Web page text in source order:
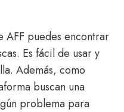
AFF puedes encontrar
Es fácil de usar y
Además, como
buscan una
problema para